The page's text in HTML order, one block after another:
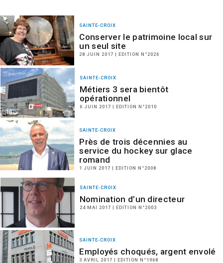
SAINTE-CROIX
Conserver le patrimoine local sur
un seul site
28 JUIN 2017 | EDITION N°2026
SAINTE-CROIX
Métiers 3 sera bientôt
opérationnel
6 JUIN 2017 | EDITION N°2010
SAINTE-CROIX
Près de trois décennies au
service du hockey sur glace
romand
1 JUIN 2017 | EDITION N°2008
SAINTE-CROIX
Nomination d’un directeur
24 MAI 2017 | EDITION N°2003
SAINTE-CROIX
Employés choqués, argent envolé
3 AVRIL 2017 | EDITION N°1968